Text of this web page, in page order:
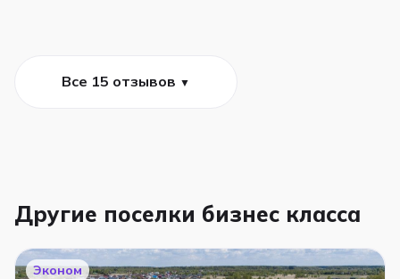
Все 15 отзывов ▼
Другие поселки бизнес класса
Эконом